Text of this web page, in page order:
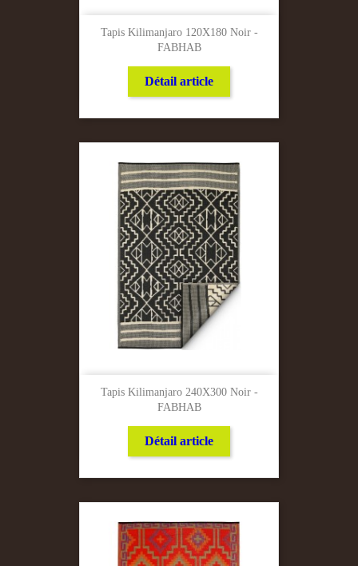
Tapis Kilimanjaro 120X180 Noir -
FABHAB
Détail article
Tapis Kilimanjaro 240X300 Noir -
FABHAB
Détail article